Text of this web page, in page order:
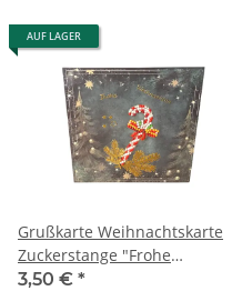
AUF LAGER
Grußkarte Weihnachtskarte
Zuckerstange "Frohe
Weihnachten"
3,50 € *